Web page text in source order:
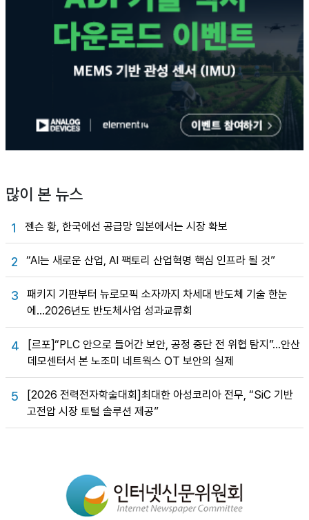
많이 본 뉴스
1 젠슨 황, 한국에선 공급망 일본에서는 시장 확보
2 “AI는 새로운 산업, AI 팩토리 산업혁명 핵심 인프라 될 것”
3
패키지 기판부터 뉴로모픽 소자까지 차세대 반도체 기술 한눈
에…2026년도 반도체사업 성과교류회
4
[르포]“PLC 안으로 들어간 보안, 공정 중단 전 위협 탐지”…안산
데모센터서 본 노조미 네트웍스 OT 보안의 실제
5
[2026 전력전자학술대회]최대한 아성코리아 전무, “SiC 기반
고전압 시장 토털 솔루션 제공”